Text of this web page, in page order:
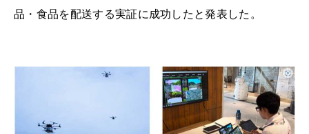
品・食品を配送する実証に成功したと発表した。